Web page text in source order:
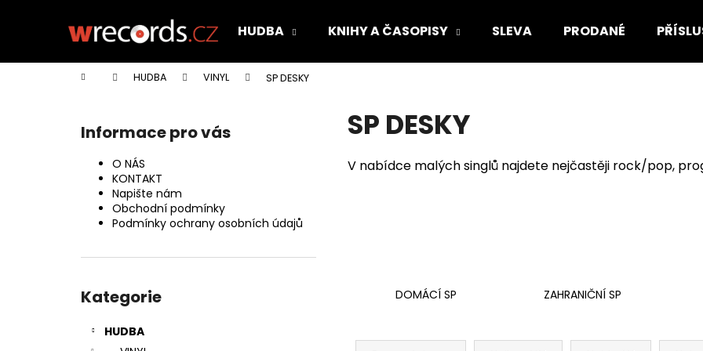
HUDBA KNIHY A ČASOPISY SLEVA PRODANÉ
Domů HUDBA VINYL SP DESKY
Informace pro vás
O NÁS
KONTAKT
Napište nám
Obchodní podmínky
Podmínky ochrany osobních údajů
kategorie
Kategorie
HUDBA
SP DESKY
V nabídce malých singlů najdete nejčastěji rock/pop,
DOMÁCÍ SP ZAHRANIČNÍ SP
Ř
í
Zpět
do
Zpět
do